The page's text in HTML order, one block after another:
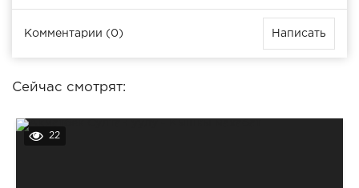
Комментарии (0) Написать
Сейчас смотрят:
22